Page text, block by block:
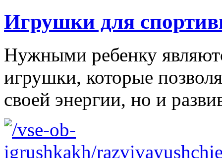
Игрушки для
Нужными ребенку
игрушки, которые
своей энергии, но и